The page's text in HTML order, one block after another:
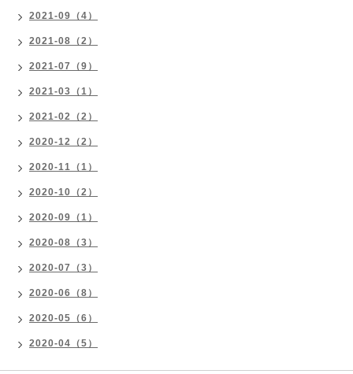
2021-09（4）
2021-08（2）
2021-07（9）
2021-03（1）
2021-02（2）
2020-12（2）
2020-11（1）
2020-10（2）
2020-09（1）
2020-08（3）
2020-07（3）
2020-06（8）
2020-05（6）
2020-04（5）